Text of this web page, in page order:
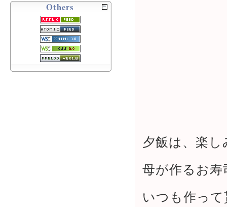
夕飯は、楽
母が作るお
いつも作っ
Others